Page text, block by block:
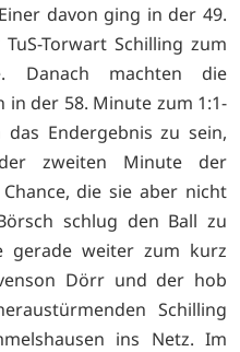
davon ging in der 49.
Torwart Schilling zum
Danach machten die
in der 58. Minute zum 1:1-
Endergebnis zu sein,
zweiten Minute der
die sie aber nicht
schlug den Ball zu
gerade weiter zum kurz
Dörr und der hob
Schilling
ins Netz. Im